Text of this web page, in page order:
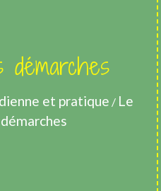
et pratique / Le